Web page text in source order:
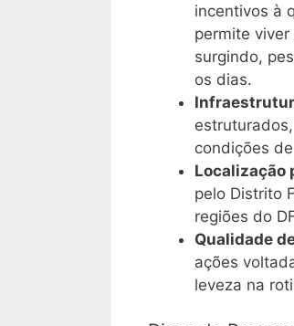
incentivos à
permite
surgindo,
os dias.
condições
Localização
pelo Distrito
regiões do
Qualidade
ações
leveza na